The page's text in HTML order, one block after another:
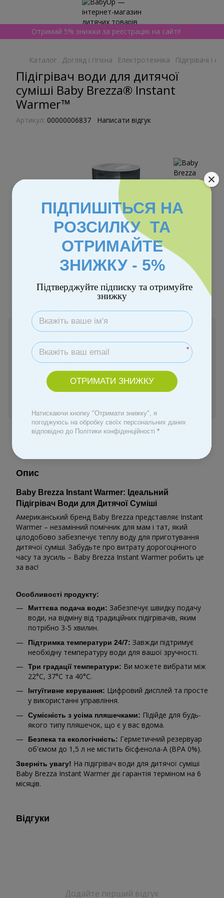
Отримай 5% знижки за реєстрацію на сайті!
Каталог Догляд і гігієна Електротехніка Підігрівачі і
Підігрівач води для дитячої
суміші Baby Brezza® Instant
Warmer™
Артикул: 00000006837 Написати відгук
Немає в наявності
5 499 грн
Повідомити, коли з'явиться
До обраного
Опис
Baby Brezza Instant Warmer: Ідеальний
Підігрівач Води для Дитячої Суміші
Американський бренд Baby Brezza представляє Instant
Warmer – незамінний помічник для мам і тат, який
цілодобово забезпечує теплу воду для приготування
дитячої суміші. Забудьте про витрату дорогоцінного
часу та зусиль – Baby Brezza Instant Warmer робить це
за вас!
Особливості продукту:
Миттєва подача води: Забезпечує швидку подачу
води, на відміну від традиційних підігрівачів, яким
потрібно 3-5 хвилин.
Підтримка температури 24/7: Завжди підтримує
необхідну температуру води для вашої зручності.
Три градації температури: Ви можете вибрати між
22°C, 37°C та 40°C.
Інтуїтивне керування: Цифровий дисплей та просте
у використанні управління.
Сумісність з усіма пляшечками: Підійде для будь-
якого типу пляшечок, що є у вас вдома.
Безпека та екологічність: Герметичний резервуар
об'ємом до 1,5 л не містить бісфенола-А (BPA 0%).
Зверніть увагу! На підігрівач води для дитячої суміші
Baby Brezza Instant Warmer діє гарантія терміном на 6
місяців.
Відгуки
Додайте перший відгук
ПІДПИШІТЬСЯ НА
РОЗСИЛКУ ТА
ОТРИМАЙТЕ
ЗНИЖКУ - 5%
Підтверджуйте підписку та отримуйте
знижку
*
ОТРИМАТИ ЗНИЖКУ
Натискаючи кнопку "Отримати знижку", я
погоджуюсь на обробку своїх персональних даних
відповідно до Політики конфіденційності *